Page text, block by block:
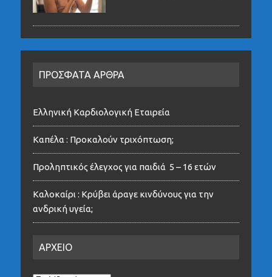
ΠΡΟΣΦΑΤΑ ΑΡΘΡΑ
Ελληνική Καρδιολογική Εταιρεία
Καπέλα : Προκαλούν τριχόπτωση;
Προληπτικός έλεγχος για παιδιά 5 – 16 ετών
Καλοκαίρι : Κρύβει άραγε κινδύνους για την
ανδρική υγεία;
ΑΡΧΕΙΟ